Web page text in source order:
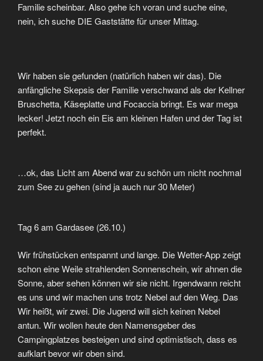
Familie scheinbar. Also gehe ich voran und suche eine,
nein, ich suche DIE Gaststätte für unser Mittag.
Wir haben sie gefunden (natürlich haben wir das). Die
anfängliche Skepsis der Familie verschwand als der Kellner
Bruschetta, Käseplatte und Focaccia bringt. Es war mega
lecker! Jetzt noch ein Eis am kleinen Hafen und der Tag ist
perfekt.
…ok, das Licht am Abend war zu schön um nicht nochmal
zum See zu gehen (sind ja auch nur 30 Meter)
Tag 6 am Gardasee (26.10.)
Wir frühstücken entspannt und lange. Die Wetter-App zeigt
schon eine Weile strahlenden Sonnenschein, wir ahnen die
Sonne, aber sehen können wir sie nicht. Irgendwann reicht
es uns und wir machen uns trotz Nebel auf den Weg. Das
Wir heißt, wir zwei. Die Jugend will sich keinen Nebel
antun. Wir wollen heute den Namensgeber des
Campingplatzes besteigen und sind optimistisch, dass es
aufklart bevor wir oben sind.